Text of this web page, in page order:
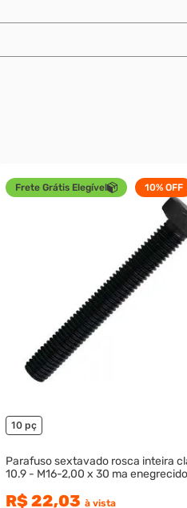
Frete Grátis Elegível 10%OFF
10 pç
Parafuso sextavado rosca inteira
10.9 - M16-2,00 x 30 ma enegrecido
R$ 22,03 à vista